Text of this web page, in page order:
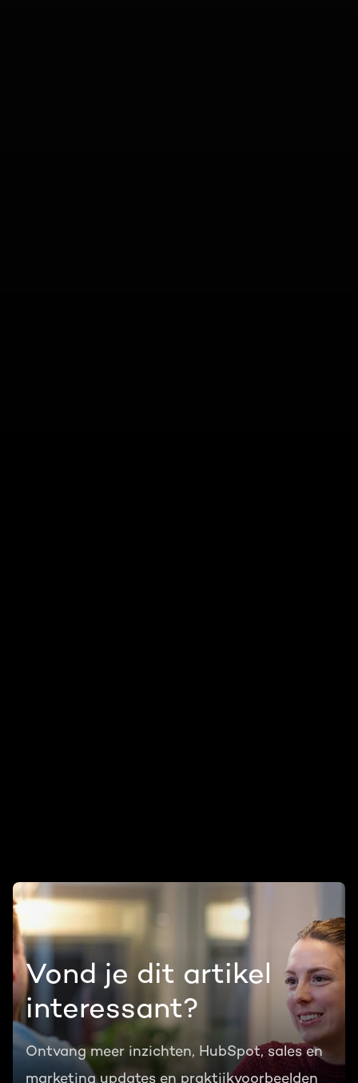
Vond je dit artikel
interessant?
Ontvang meer inzichten, HubSpot, sales en
marketing updates en praktijkvoorbeelden